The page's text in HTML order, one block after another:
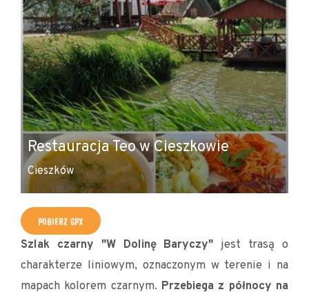
Restauracja Teo w Cieszkowie
Cieszków
POBIERZ GPX
Szlak czarny "W Dolinę Baryczy" jest trasą o
charakterze liniowym, oznaczonym w terenie i na
mapach kolorem czarnym. Przebiega z północy na